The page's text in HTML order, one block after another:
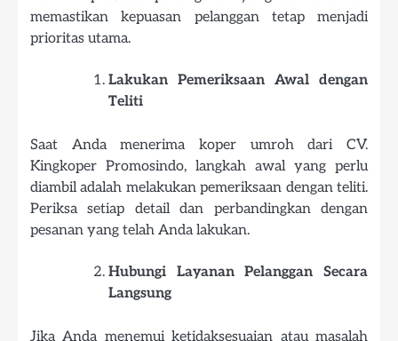
memastikan kepuasan pelanggan tetap menjadi
prioritas utama.
Lakukan Pemeriksaan Awal dengan
Teliti
Saat Anda menerima koper umroh dari CV.
Kingkoper Promosindo, langkah awal yang perlu
diambil adalah melakukan pemeriksaan dengan teliti.
Periksa setiap detail dan perbandingkan dengan
pesanan yang telah Anda lakukan.
Hubungi Layanan Pelanggan Secara
Langsung
Jika Anda menemui ketidaksesuaian atau masalah